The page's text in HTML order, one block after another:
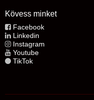
Kövess minket
Facebook
Linkedin
Instagram
Youtube
TikTok